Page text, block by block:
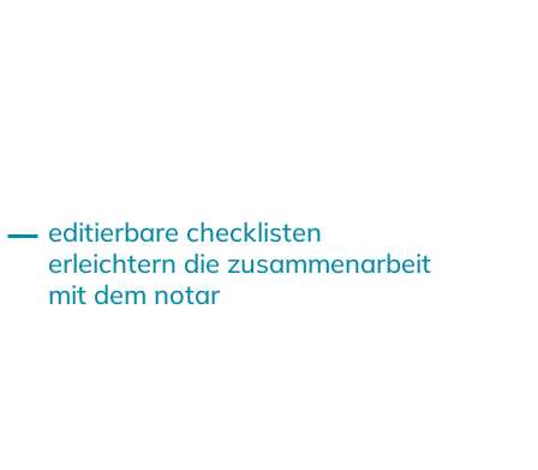
editierbare checklisten
erleichtern die zusammenarbeit
mit dem notar